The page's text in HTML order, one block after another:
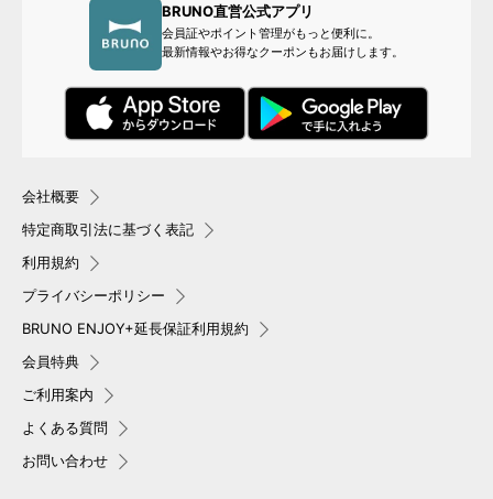
BRUNO直営公式アプリ
会員証やポイント管理がもっと便利に。
最新情報やお得なクーポンもお届けします。
会社概要
特定商取引法に基づく表記
利用規約
プライバシーポリシー
BRUNO ENJOY+延長保証利用規約
会員特典
ご利用案内
よくある質問
お問い合わせ